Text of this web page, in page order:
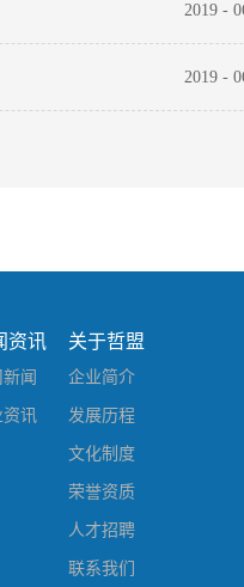
2019 -
2019 -
资讯
闻
资讯
关于哲盟
企业简介
发展历程
文化制度
荣誉资质
人才招聘
联系我们